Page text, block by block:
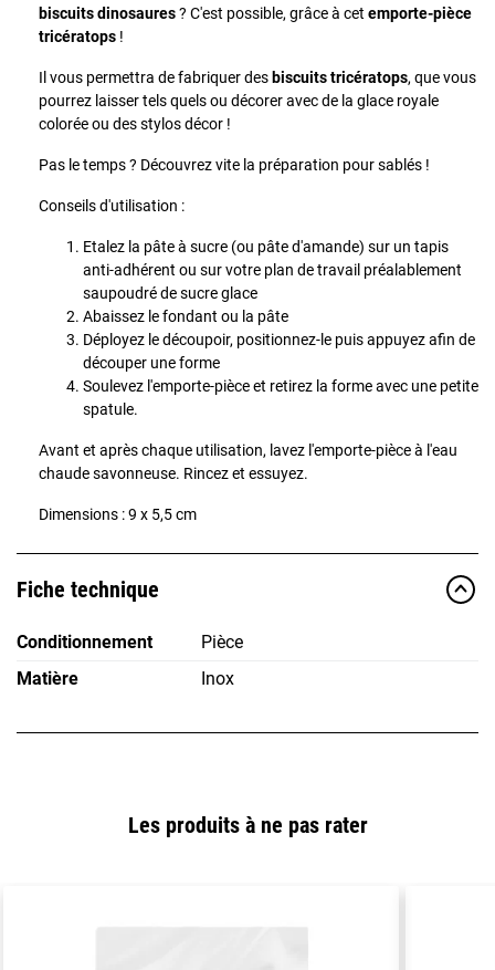
biscuits dinosaures? C'est possible, grâce à cet emporte-pièce
tricératops !
Il vous permettra de fabriquer des biscuits tricératops, que vous
pourrez laisser tels quels ou décorer avec de la glace royale
colorée ou des stylos décor !
Pas le temps ? Découvrez vite la préparation pour sablés !
Conseils d'utilisation :
Etalez la pâte à sucre (ou pâte d'amande) sur un tapis
anti-adhérent ou sur votre plan de travail préalablement
saupoudré de sucre glace
Abaissez le fondant ou la pâte
Déployez le découpoir, positionnez-le puis appuyez afin de
découper une forme
Soulevez l'emporte-pièce et retirez la forme avec une petite
spatule.
Avant et après chaque utilisation, lavez l'emporte-pièce à l'eau
chaude savonneuse. Rincez et essuyez.
Dimensions : 9 x 5,5 cm
Fiche technique
Conditionnement
Pièce
Matière
Inox
Les produits à ne pas rater